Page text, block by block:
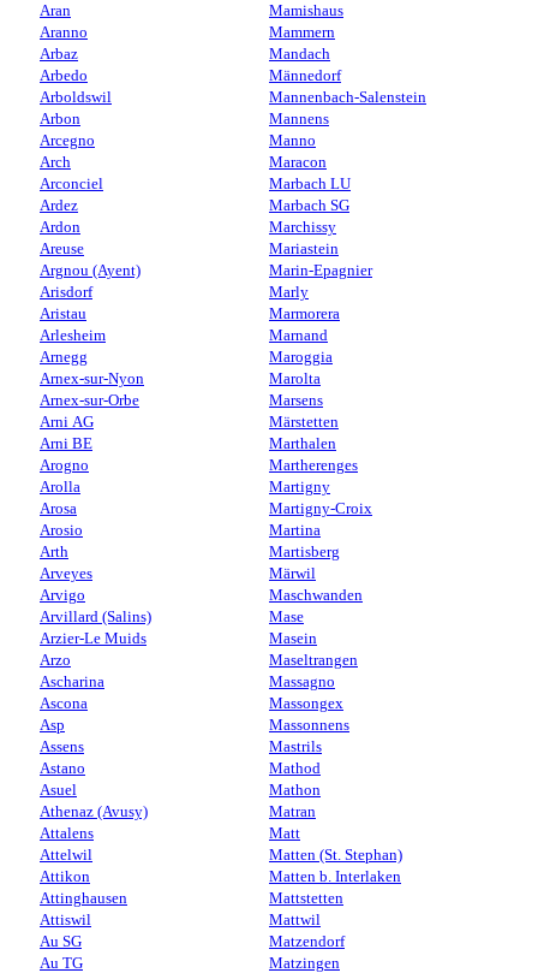
Aran
Aranno
Arbaz
Arbedo
Arboldswil
Arbon
Arcegno
Arch
Arconciel
Ardez
Ardon
Areuse
Argnou (Ayent)
Arisdorf
Aristau
Arlesheim
Arnegg
Arnex-sur-Nyon
Arnex-sur-Orbe
Arni AG
Arni BE
Arogno
Arolla
Arosa
Arosio
Arth
Arveyes
Arvigo
Arvillard (Salins)
Arzier-Le Muids
Arzo
Ascharina
Ascona
Asp
Assens
Astano
Asuel
Athenaz (Avusy)
Attalens
Attelwil
Attikon
Attinghausen
Attiswil
Au SG
Au TG
Mamishaus
Mammern
Mandach
Männedorf
Mannenbach-Salenstein
Mannens
Manno
Maracon
Marbach LU
Marbach SG
Marchissy
Mariastein
Marin-Epagnier
Marly
Marmorera
Marnand
Maroggia
Marolta
Marsens
Märstetten
Marthalen
Martherenges
Martigny
Martigny-Croix
Martina
Martisberg
Märwil
Maschwanden
Mase
Masein
Maseltrangen
Massagno
Massongex
Massonnens
Mastrils
Mathod
Mathon
Matran
Matt
Matten (St. Stephan)
Matten b. Interlaken
Mattstetten
Mattwil
Matzendorf
Matzingen